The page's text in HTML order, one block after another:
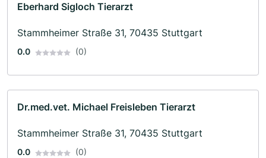
Eberhard Sigloch Tierarzt
Stammheimer Straße 31, 70435 Stuttgart
0.0 (0)
Dr.med.vet. Michael Freisleben Tierarzt
Stammheimer Straße 31, 70435 Stuttgart
0.0 (0)